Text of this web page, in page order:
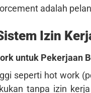
adalah
Izin
untuk Pekerjaan
seperti hot work
tanpa izin